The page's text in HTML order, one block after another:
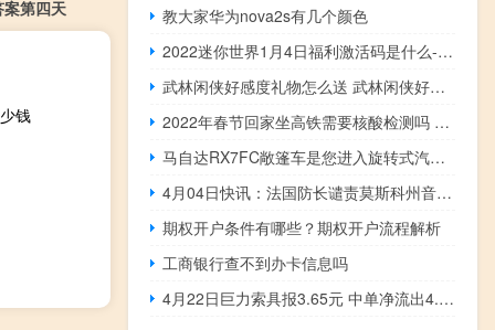
案第四天
钱
教大家华为nova2s有几个颜色
2022迷你世界1月4日福利激活码是什么-2022迷你世界1月4日福利激活码分享
武林闲侠好感度礼物怎么送 武林闲侠好感度礼物赠送指南
2022年春节回家坐高铁需要核酸检测吗 没做核酸检测能上火车吗
马自达RX7FC敞篷车是您进入旋转式汽车世界的经济实惠的方式
4月04日快讯：法国防长谴责莫斯科州音乐厅恐袭事件并表示愿同俄加强反恐合作
期权开户条件有哪些？期权开户流程解析
工商银行查不到办卡信息吗
4月22日巨力索具报3.65元 中单净流出4.35万 直接珍藏